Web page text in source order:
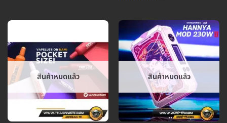
5 คะแนน
สินค้าหมดแล้ว สินค้าหมดแล้ว